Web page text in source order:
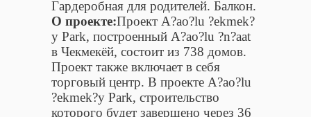
Гардеробная для родителей. Балкон.
О проекте:Проект A?ao?lu ?ekmek?
y Park, построенный A?ao?lu ?n?aat
в Чекмекёй, состоит из 738 домов.
Проект также включает в себя
торговый центр. В проекте A?ao?lu
?ekmek?y Park, строительство
которого будет завершено через 36